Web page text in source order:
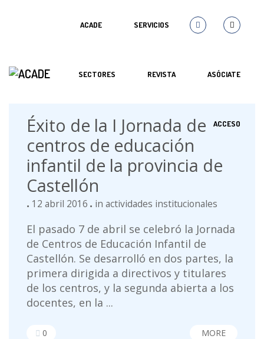
ACADE SERVICIOS
SECTORES REVISTA ASÓCIATE
ACCESO
Éxito de la I Jornada de
centros de educación
infantil de la provincia de
Castellón
12 abril 2016 in actividades institucionales
El pasado 7 de abril se celebró la Jornada
de Centros de Educación Infantil de
Castellón. Se desarrolló en dos partes, la
primera dirigida a directivos y titulares
de los centros, y la segunda abierta a los
docentes, en la ...
0 MORE